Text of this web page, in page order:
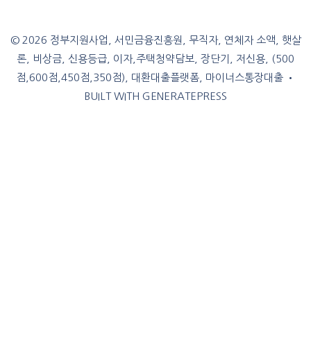
© 2026 정부지원사업, 서민금융진흥원, 무직자, 연체자 소액, 햇살
론, 비상금, 신용등급, 이자,주택청약담보, 장단기, 저신용, (500
점,600점,450점,350점), 대환대출플랫폼, 마이너스통장대출 •
BUILT WITH GENERATEPRESS